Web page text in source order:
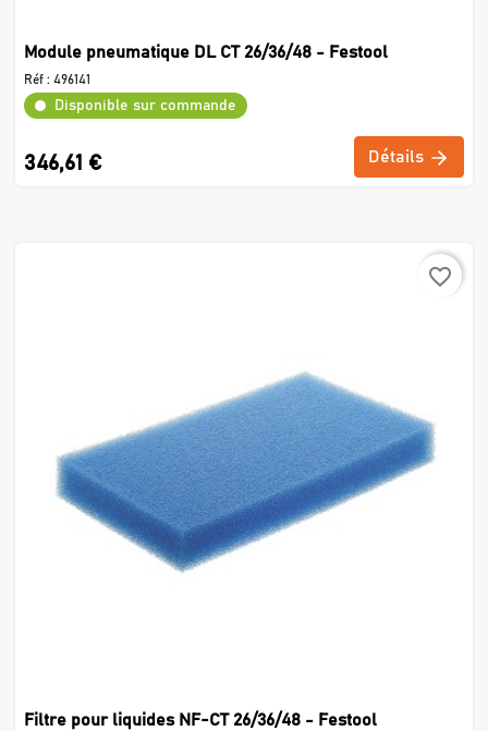
Module pneumatique DL CT 26/36/48 - Festool
Réf : 496141
Disponible sur commande
346,61 € Détails
favorite_border
Filtre pour liquides NF-CT 26/36/48 - Festool